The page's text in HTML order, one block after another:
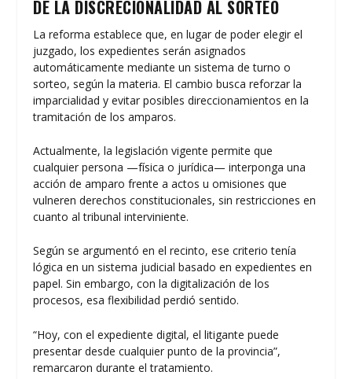
DE LA DISCRECIONALIDAD AL SORTEO
La reforma establece que, en lugar de poder elegir el
juzgado, los expedientes serán asignados
automáticamente mediante un sistema de turno o
sorteo, según la materia. El cambio busca reforzar la
imparcialidad y evitar posibles direccionamientos en la
tramitación de los amparos.
Actualmente, la legislación vigente permite que
cualquier persona —física o jurídica— interponga una
acción de amparo frente a actos u omisiones que
vulneren derechos constitucionales, sin restricciones en
cuanto al tribunal interviniente.
Según se argumentó en el recinto, ese criterio tenía
lógica en un sistema judicial basado en expedientes en
papel. Sin embargo, con la digitalización de los
procesos, esa flexibilidad perdió sentido.
“Hoy, con el expediente digital, el litigante puede
presentar desde cualquier punto de la provincia”,
remarcaron durante el tratamiento.